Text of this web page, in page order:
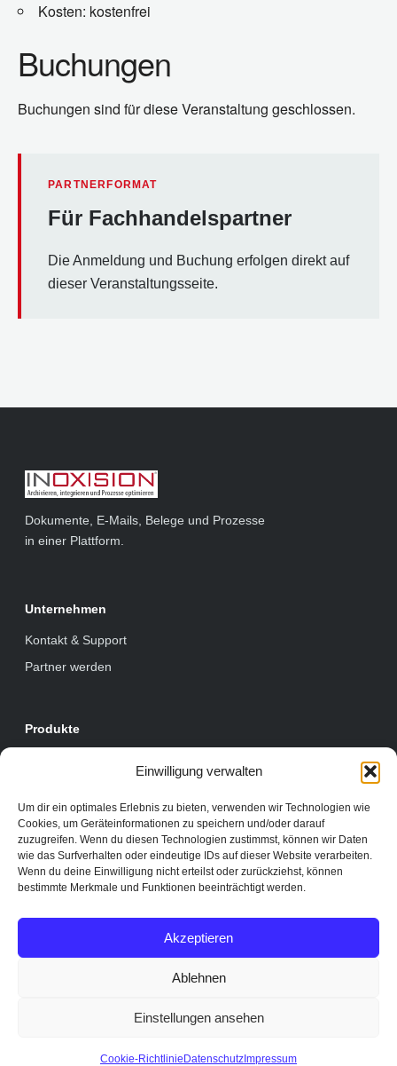
Einwilligung verwalten
Um dir ein optimales Erlebnis zu bieten, verwenden wir Technologien wie
Cookies, um Geräteinformationen zu speichern und/oder darauf
zuzugreifen. Wenn du diesen Technologien zustimmst, können wir Daten
wie das Surfverhalten oder eindeutige IDs auf dieser Website verarbeiten.
Wenn du deine Einwilligung nicht erteilst oder zurückziehst, können
bestimmte Merkmale und Funktionen beeinträchtigt werden.
Akzeptieren
Ablehnen
Einstellungen ansehen
Cookie-Richtlinie Datenschutz Impressum
Kosten: kostenfrei
Buchungen
Buchungen sind für diese Veranstaltung geschlossen.
PARTNERFORMAT
Für Fachhandelspartner
Die Anmeldung und Buchung erfolgen direkt auf
dieser Veranstaltungsseite.
Dokumente, E-Mails, Belege und Prozesse
in einer Plattform.
Unternehmen
Kontakt & Support
Partner werden
Produkte
Module
Rechtliches